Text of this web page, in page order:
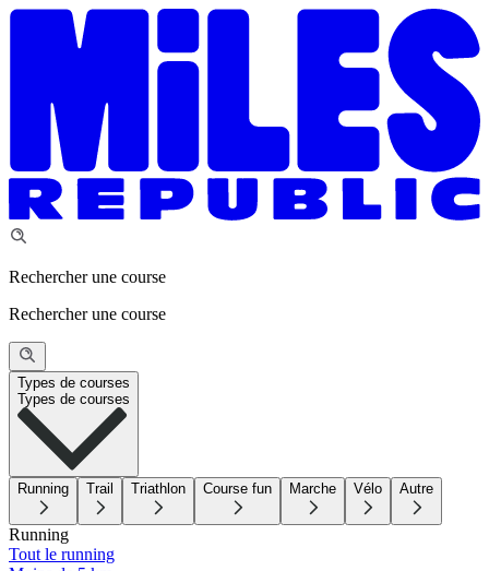
Rechercher une course
Rechercher une course
Types de courses
Types de courses
Running Trail Triathlon Course fun Marche Vélo Autre
Running
Tout le running